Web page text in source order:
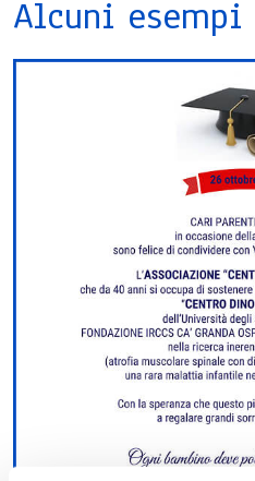
Alcuni esempi